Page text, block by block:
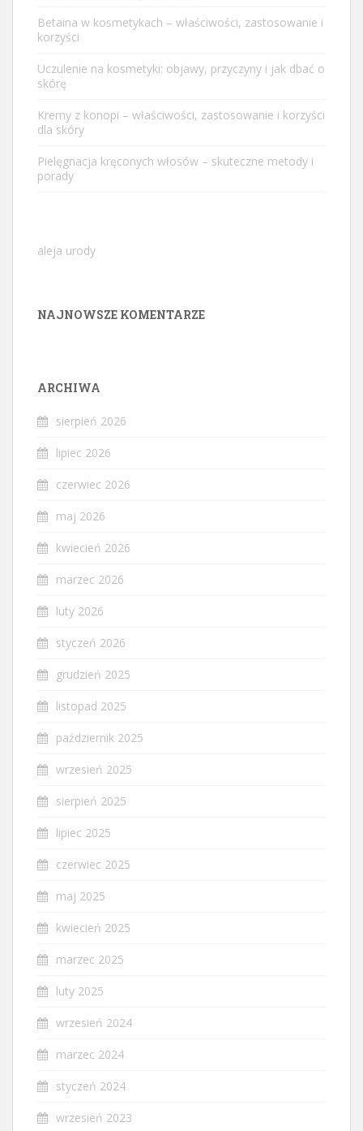
Betaina w kosmetykach – właściwości, zastosowanie i
korzyści
Uczulenie na kosmetyki: objawy, przyczyny i jak dbać o
skórę
Kremy z konopi – właściwości, zastosowanie i korzyści
dla skóry
Pielęgnacja kręconych włosów – skuteczne metody i
porady
aleja urody
NAJNOWSZE KOMENTARZE
ARCHIWA
sierpień 2026
lipiec 2026
czerwiec 2026
maj 2026
kwiecień 2026
marzec 2026
luty 2026
styczeń 2026
grudzień 2025
listopad 2025
październik 2025
wrzesień 2025
sierpień 2025
lipiec 2025
czerwiec 2025
maj 2025
kwiecień 2025
marzec 2025
luty 2025
wrzesień 2024
marzec 2024
styczeń 2024
wrzesień 2023